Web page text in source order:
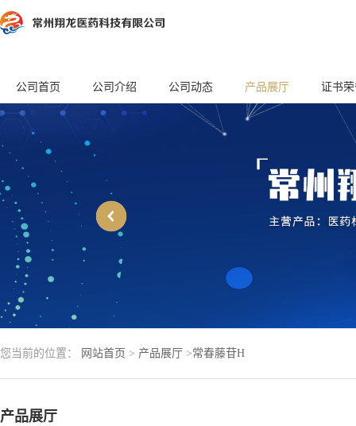
公司首页 公司介绍 公司动态 产品展厅 证书
您当前的位置： 网站首页 > 产品展厅 >常春藤苷H
产品展厅